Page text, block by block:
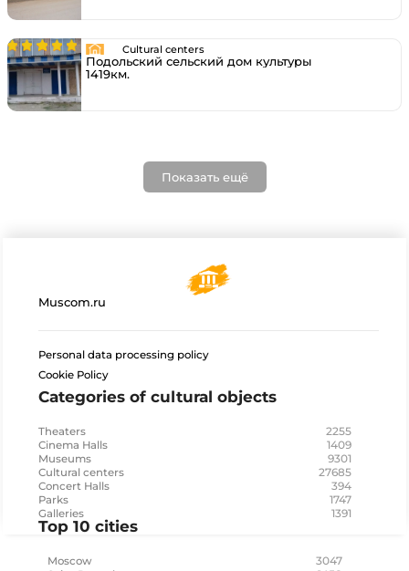
Cultural centers
Подольский сельский дом культуры
1419км.
Показать ещё
Muscom.ru
Personal data processing policy
Cookie Policy
Categories of cultural objects
Theaters 2255
Cinema Halls 1409
Museums 9301
Cultural centers 27685
Concert Halls 394
Parks 1747
Galleries 1391
Top 10 cities
Moscow 3047